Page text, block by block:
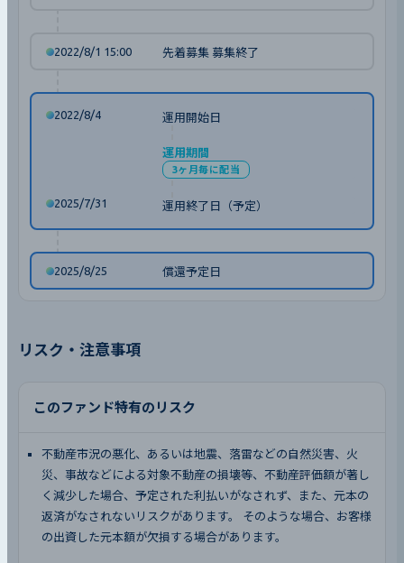
2022/8/1 15:00 先着募集 募集終了
2022/8/4 運用開始日
運用期間
3ヶ月毎に配当
2025/7/31 運用終了日（予定）
2025/8/25 償還予定日
リスク・注意事項
このファンド特有のリスク
不動産市況の悪化、あるいは地震、落雷などの自然災害、火
災、事故などによる対象不動産の損壊等、不動産評価額が著し
く減少した場合、予定された利払いがなされず、また、元本の
返済がなされないリスクがあります。 そのような場合、お客様
の出資した元本額が欠損する場合があります。